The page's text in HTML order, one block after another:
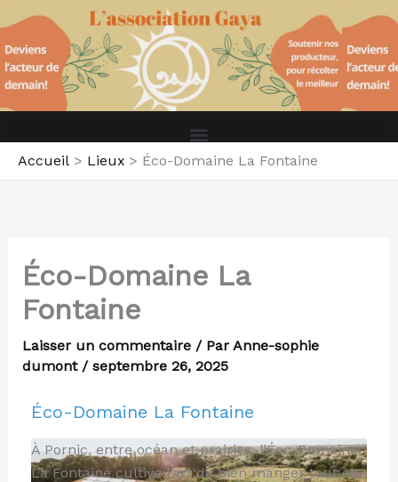
au
contenu
Accueil Lieux Éco-Domaine La Fontaine
Éco-Domaine La
Fontaine
Laisser un commentaire / Par Anne-sophie
dumont / septembre 26, 2025
Éco-Domaine La Fontaine
À Pornic, entre océan et prairies, l’Éco-Domaine
La Fontaine cultive l’art de bien manger tout en